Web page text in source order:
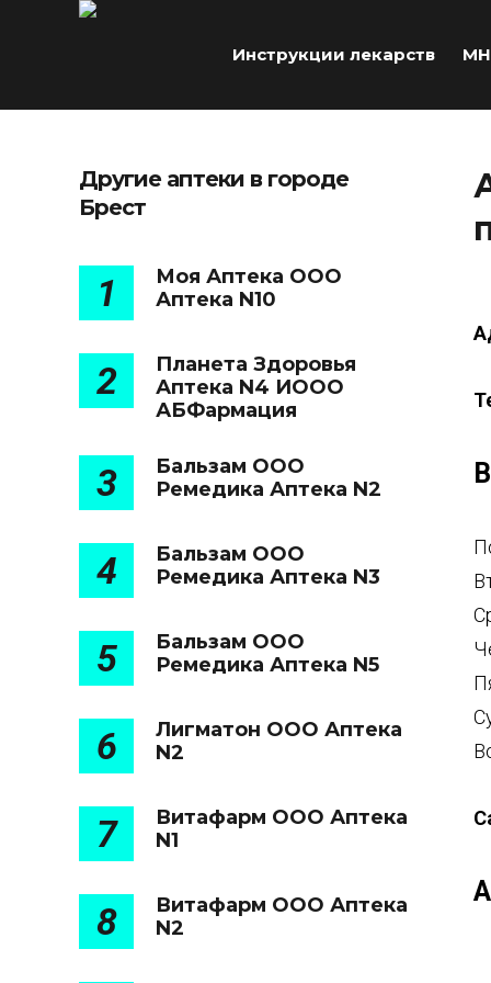
Инструкции лекарств
Другие аптеки в городе
Брест
1
Моя Аптека ООО
Аптека N10
2
Планета Здоровья
Аптека N4 ИООО
АБФармация
3
Бальзам ООО
Ремедика Аптека N2
4
Бальзам ООО
Ремедика Аптека N3
5
Бальзам ООО
Ремедика Аптека N5
6
Лигматон ООО Аптека
N2
7
Витафарм ООО Аптека
N1
8
Витафарм ООО Аптека
N2